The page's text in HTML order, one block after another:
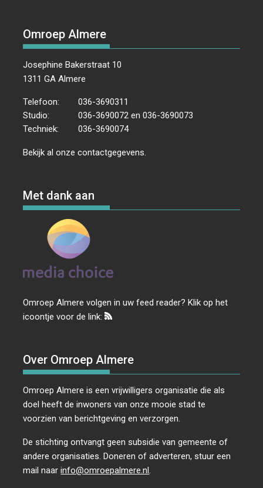
Omroep Almere
Josephine Bakerstraat 10
1311 GA Almere
Telefoon:
036-3690311
Studio:
036-3690072 en 036-3690073
Techniek:
036-3690074
Bekijk al onzecontactgegevens
Met dank aan
Omroep Almere volgen in uw feed reader? Klik op het
icoontje voor de link:
Over Omroep Almere
Omroep Almere is een vrijwilligers organisatie die als
doel heeft de inwoners van onze mooie stad te
voorzien van berichtgeving en verzorgen.
De stichting ontvangt geen subsidie van gemeente of
andere organisaties. Doneren of adverteren, stuur een
mail naarinfo@omroepalmere.nl.